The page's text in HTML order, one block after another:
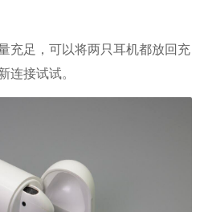
充足，可以将两只耳机都放回充
连接试试。